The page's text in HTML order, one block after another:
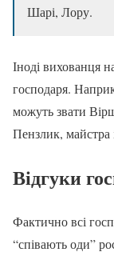
Шарі, Лору.
Іноді вихованця
господаря.
можуть звати
Пензлик, майстра
Відгуки
Фактично всі
“співають оди”